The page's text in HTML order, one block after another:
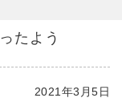
たよう
2021年3月5日